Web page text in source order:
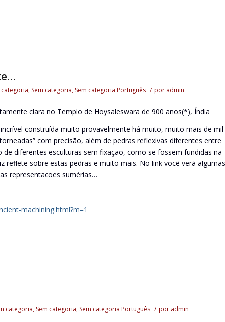
categoria, Sem categoria, Sem categoria Português / por admin
clara no Templo de Hoysaleswara de 900 anos(*), Índia
construída muito provavelmente há muito, muito mais de mil
com precisão, além de pedras reflexivas diferentes entre
diferentes esculturas sem fixação, como se fossem fundidas na
reflete sobre estas pedras e muito mais. No link você verá algumas
representacoes sumérias…
machining.html?m=1
categoria, Sem categoria, Sem categoria Português / por admin